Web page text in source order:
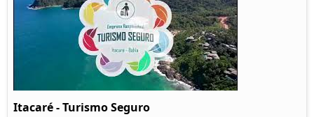
Itacaré - Turismo Seguro